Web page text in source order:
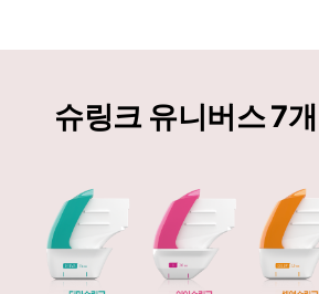
슈링크 유니버스 7